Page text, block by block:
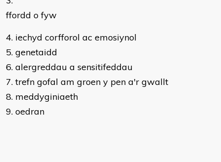
ffordd o fyw
iechyd corfforol ac emosiynol
genetaidd
alergreddau a sensitifeddau
trefn gofal am groen y pen a'r gwallt
meddyginiaeth
oedran